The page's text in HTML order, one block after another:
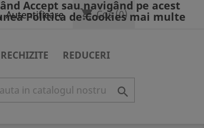
Autentificare shopping_cartCos(0)
RECHIZITE REDUCERI

Accept sau navigând pe acest
Politica de Cookies mai multe